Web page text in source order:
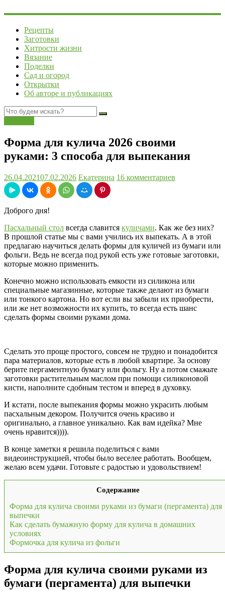
Рецепты
Заготовки
Хитрости жизни
Вязание
Поделки
Сад и огород
Открытки
Об авторе и публикациях
Форма для кулича 2026 своими
руками: 3 способа для выпекания
26.04.202107.02.2026 Екатерина 16 комментариев
Доброго дня!
Пасхальный стол всегда славится куличами. Как же без них?
В прошлой статье мы с вами учились их выпекать. А в этой
предлагаю научиться делать формы для куличей из бумаги или
фольги. Ведь не всегда под рукой есть уже готовые заготовки,
которые можно применить.
Конечно можно использовать емкости из силикона или
специальные магазинные, которые также делают из бумаги
или тонкого картона. Но вот если вы забыли их приобрести,
или же нет возможности их купить, то всегда есть шанс
сделать формы своими руками дома.
Сделать это проще простого, совсем не трудно и понадобится
пара материалов, которые есть в любой квартире. За основу
берите пергаментную бумагу или фольгу. Ну а потом смажьте
заготовки растительным маслом при помощи силиконовой
кисти, наполните сдобным тестом и вперед в духовку.
И кстати, после выпекания формы можно украсить любым
пасхальным декором. Получится очень красиво и
оригинально, а главное уникально. Как вам идейка? Мне
очень нравится)))).
В конце заметки я решила поделиться с вами
видеоинструкцией, чтобы было веселее работать. Вообщем,
желаю всем удачи. Готовьте с радостью и удовольствием!
Содержание
Форма для кулича своими руками из бумаги (пергамента) для
выпечки
Как сделать бумажную форму для кулича в домашних
условиях
Формочка для кулича из фольги
Форма для кулича своими руками из
бумаги (пергамента) для выпечки